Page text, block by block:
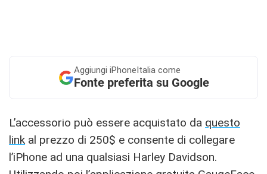
Aggiungi iPhoneItalia come
Fonte preferita su Google
L’accessorio può essere acquistato da questo
link al prezzo di 250$ e consente di collegare
l’iPhone ad una qualsiasi Harley Davidson.